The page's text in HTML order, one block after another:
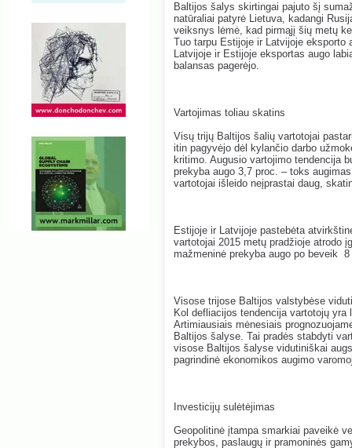
Baltijos šalys skirtingai pajuto šį
natūraliai patyrė Lietuva, kadangi
veiksnys lėmė, kad pirmąjį šių metų
Tuo tarpu Estijoje ir Latvijoje
Latvijoje ir Estijoje eksportas augo
balansas pagerėjo.
Vartojimas toliau skatins
Visų trijų Baltijos šalių vartotojai
itin pagyvėjo dėl kylančio darbo
kritimo. Augusio vartojimo tendencija
prekyba augo 3,7 proc. – toks
vartotojai išleido neįprastai daug,
Estijoje ir Latvijoje pastebėta
vartotojai 2015 metų pradžioje atrodo
mažmeninė prekyba augo po beveik
Visose trijose Baltijos valstybėse
Kol defliacijos tendencija vartotojų
Artimiausiais mėnesiais
Baltijos šalyse. Tai pradės stabdyti
visose Baltijos šalyse vidutiniškai
pagrindinė ekonomikos augimo
Investicijų sulėtėjimas
Geopolitinė įtampa smarkiai paveikė
prekybos, paslaugų ir pramoninės